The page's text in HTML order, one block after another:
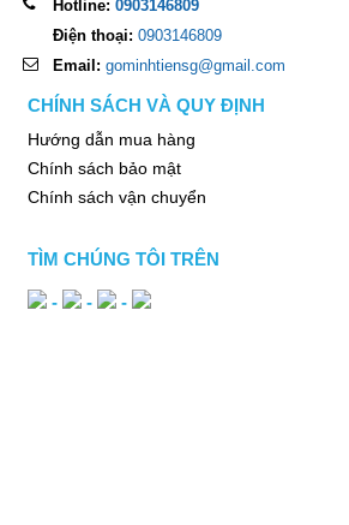
Hotline: 0903146809
Điện thoại: 0903146809
Email: gominhtiensg@gmail.com
CHÍNH SÁCH VÀ QUY ĐỊNH
Hướng dẫn mua hàng
Chính sách bảo mật
Chính sách vận chuyển
TÌM CHÚNG TÔI TRÊN
- - -